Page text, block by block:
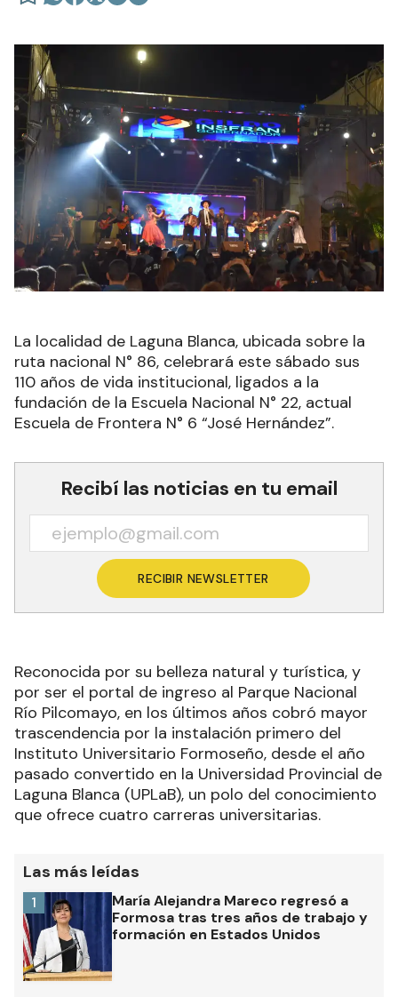
La localidad de Laguna Blanca, ubicada sobre la
ruta nacional N° 86, celebrará este sábado sus
110 años de vida institucional, ligados a la
fundación de la Escuela Nacional N° 22, actual
Escuela de Frontera N° 6 “José Hernández”.
Recibí las noticias en tu email
RECIBIR NEWSLETTER
Reconocida por su belleza natural y turística, y
por ser el portal de ingreso al Parque Nacional
Río Pilcomayo, en los últimos años cobró mayor
trascendencia por la instalación primero del
Instituto Universitario Formoseño, desde el año
pasado convertido en la Universidad Provincial de
Laguna Blanca (UPLaB), un polo del conocimiento
que ofrece cuatro carreras universitarias.
Las más leídas
María Alejandra Mareco regresó a
Formosa tras tres años de trabajo y
formación en Estados Unidos
1